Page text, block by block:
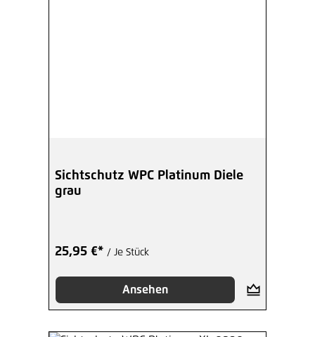
Sichtschutz WPC Platinum Diele
grau
25,95 €* / Je Stück
Ansehen